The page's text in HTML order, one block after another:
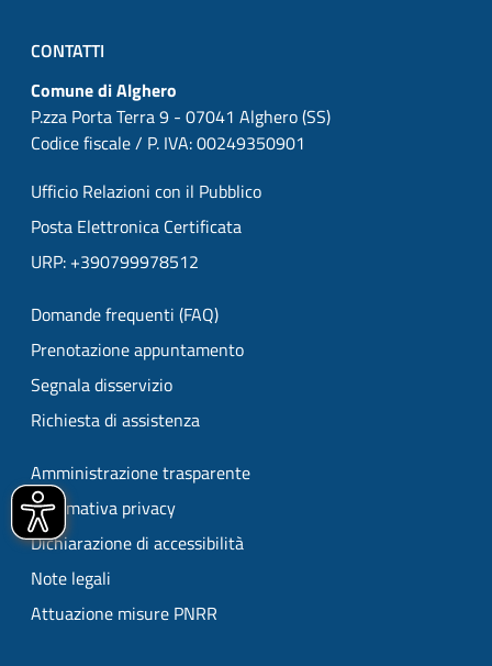
CONTATTI
Comune di Alghero
P.zza Porta Terra 9 - 07041 Alghero (SS)
Codice fiscale / P. IVA: 00249350901
Ufficio Relazioni con il Pubblico
Posta Elettronica Certificata
URP: +390799978512
Domande frequenti (FAQ)
Prenotazione appuntamento
Segnala disservizio
Richiesta di assistenza
Amministrazione trasparente
Informativa privacy
Dichiarazione di accessibilità
Note legali
Attuazione misure PNRR